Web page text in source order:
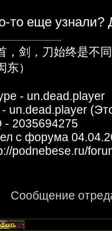
то еще узнали?
，剑，刀始终是不
东）
- un.dead.player
- un.dead.player
- 2035694275
с форума
podnebese.ru/
Сообщение